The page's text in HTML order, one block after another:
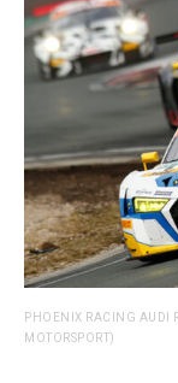
PHOENIX RACING AUDI
MOTORSPORT)